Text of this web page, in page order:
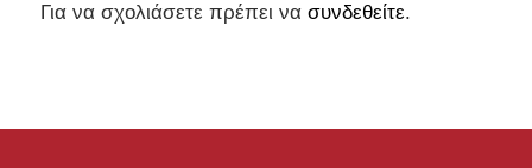
Για να σχολιάσετε πρέπει να συνδεθείτε.